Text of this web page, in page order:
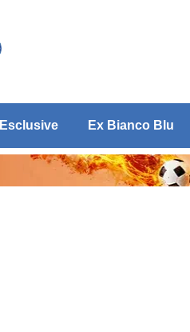
Esclusive Ex Bianco Blu